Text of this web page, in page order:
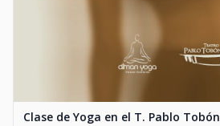
Clase de Yoga en el T. Pablo Tobón